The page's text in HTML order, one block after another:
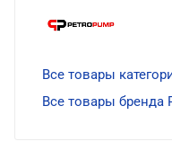
Все товары
Все товары бренда